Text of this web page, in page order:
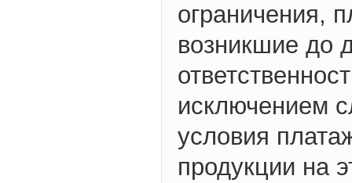
ограничения,
возникшие до
исключением
условия
продукции на